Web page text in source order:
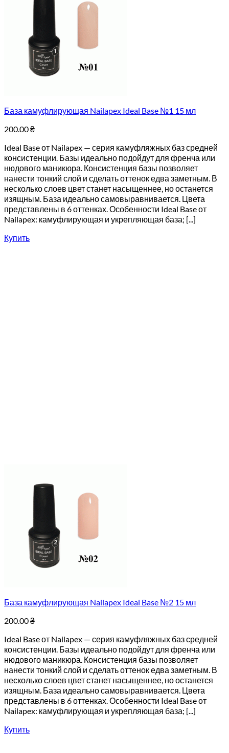
База камуфлирующая Nailapex Ideal Base №1 15 мл
200.00₴
Ideal Base от Nailapex — серия камуфляжных баз средней
консистенции. Базы идеально подойдут для френча или
нюдового маникюра. Консистенция базы позволяет
нанести тонкий слой и сделать оттенок едва заметным. В
несколько слоев цвет станет насыщеннее, но останется
изящным. База идеально самовыравнивается. Цвета
представлены в 6 оттенках. Особенности Ideal Base от
Nailapex: камуфлирующая и укрепляющая база; [...]
Купить
База камуфлирующая Nailapex Ideal Base №2 15 мл
200.00₴
Ideal Base от Nailapex — серия камуфляжных баз средней
консистенции. Базы идеально подойдут для френча или
нюдового маникюра. Консистенция базы позволяет
нанести тонкий слой и сделать оттенок едва заметным. В
несколько слоев цвет станет насыщеннее, но останется
изящным. База идеально самовыравнивается. Цвета
представлены в 6 оттенках. Особенности Ideal Base от
Nailapex: камуфлирующая и укрепляющая база; [...]
Купить